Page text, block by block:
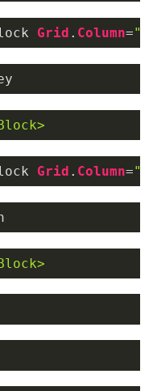
Grid . Column=
>
Grid . Column=
>